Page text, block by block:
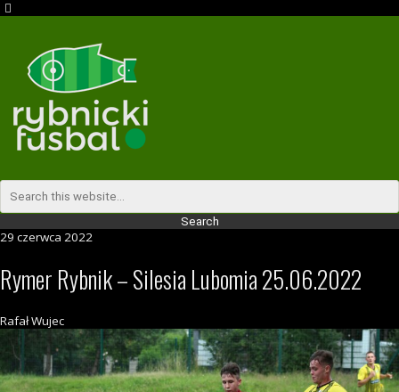
29 czerwca 2022
Rymer Rybnik – Silesia Lubomia 25.06.2022
Rafał Wujec